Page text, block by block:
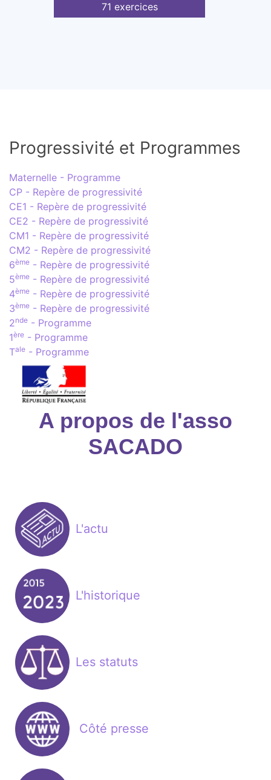
71 exercices
Progressivité et Programmes
Maternelle - Programme
CP - Repère de progressivité
CE1 - Repère de progressivité
CE2 - Repère de progressivité
CM1 - Repère de progressivité
CM2 - Repère de progressivité
6ème - Repère de progressivité
5ème - Repère de progressivité
4ème - Repère de progressivité
3ème - Repère de progressivité
2nde - Programme
1ère - Programme
Tale - Programme
A propos de l'asso
SACADO
L'actu
L'historique
Les statuts
Côté presse